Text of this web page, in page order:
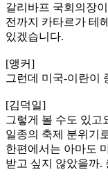
갈리바프 국회의장
전까지 카타르가 테
있겠습니다.
[앵커]
그런데 미국-이란이
[김덕일]
그렇게 볼 수도 있고
일종의 축제 분위기
한편에서는 아마도
받고 싶지 않았을까.